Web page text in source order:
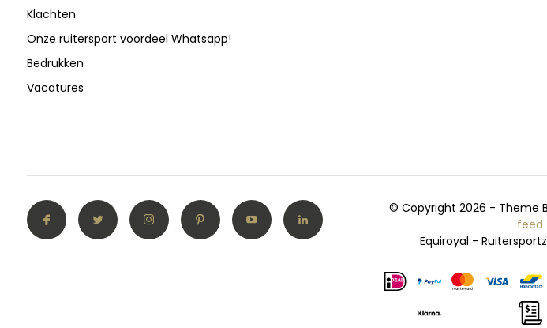
Klachten
Onze ruitersport voordeel Whatsapp!
Bedrukken
Vacatures
© Copyright 2026 - Theme
feed
Equiroyal -